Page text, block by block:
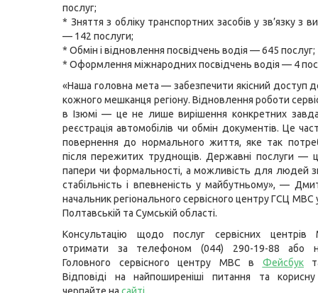
послуг;
* Зняття з обліку транспортних засобів у зв’язку з
— 142 послуги;
* Обмін і відновлення посвідчень водія — 645 послуг;
* Оформлення міжнародних посвідчень водія — 4
«Наша головна мета — забезпечити якісний доступ
кожного мешканця регіону. Відновлення роботи
в Ізюмі — це не лише вирішення конкретних
реєстрація автомобілів чи обмін документів. Це
повернення до нормального життя, яке так
після пережитих труднощів. Державні послуги —
папери чи формальності, а можливість для людей
стабільність і впевненість у майбутньому», —
начальник регіонального сервісного центру ГСЦ МВС
Полтавській та Сумській області.
Консультацію щодо послуг сервісних
отримати за телефоном (044) 290-19-88 або
Головного сервісного центру МВС в Фейсбук
Відповіді на найпоширеніші питання та